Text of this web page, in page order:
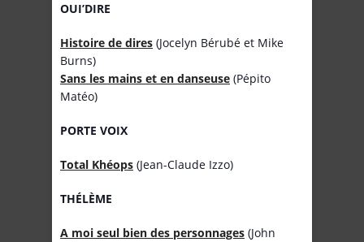
OUI’DIRE
Histoire de dires (Jocelyn Bérubé et Mike
Burns)
Sans les mains et en danseuse (Pépito
Matéo)
PORTE VOIX
Total Khéops (Jean-Claude Izzo)
THÉLÈME
A moi seul bien des personnages (John